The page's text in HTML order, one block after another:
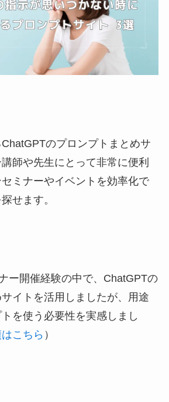
のプロンプトまとめサ
師や先生にとって非常に便利
ミナーやイベントを効率化で
せます。
ー開催経験の中で、ChatGPTの
イトを活用しましたが、用途
を使う必要性を実感しまし
こちら ）